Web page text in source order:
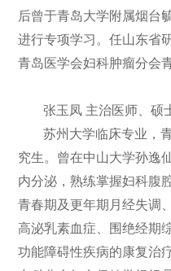
后曾于青岛大学附属烟台
进行专项学习。任山东省
青岛医学会妇科肿瘤分会
张玉凤 主治医师、硕
苏州大学临床专业，
究生。曾在中山大学孙逸
内分泌，熟练掌握妇科腹
青春期及更年期月经失调
高泌乳素血症、围绝经期
功能障碍性疾病的康复治